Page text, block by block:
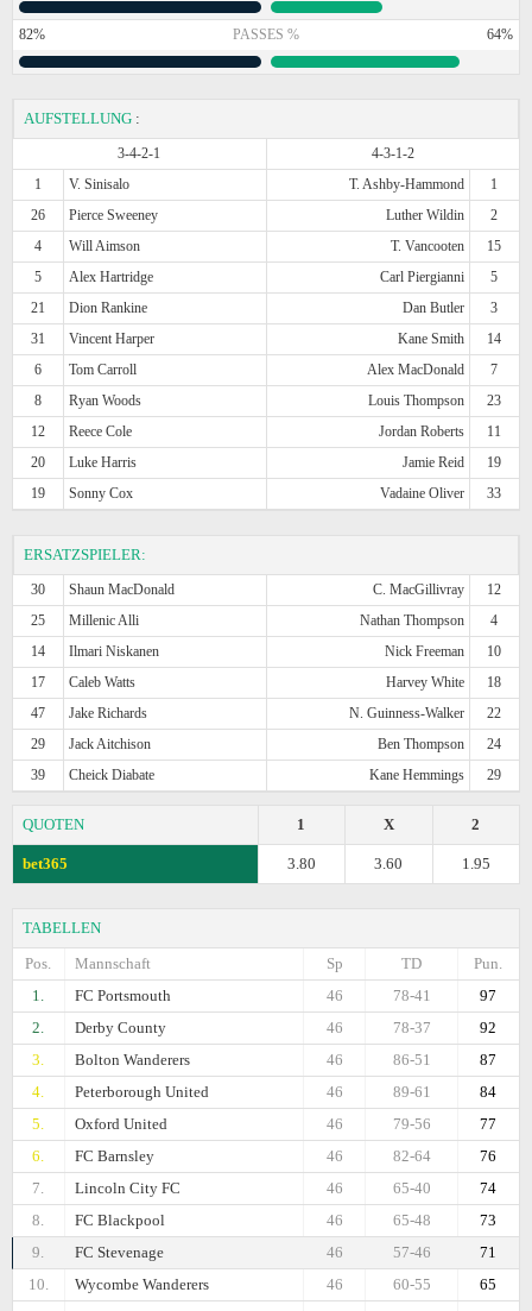
82% PASSES % 64%
AUFSTELLUNG :
3-4-2-1
4-3-1-2
1
V. Sinisalo T. Ashby-Hammond
1
26
Pierce Sweeney Luther Wildin
2
4
Will Aimson T. Vancooten
15
5
Alex Hartridge Carl Piergianni
5
21
Dion Rankine Dan Butler
3
31
Vincent Harper Kane Smith
14
6
Tom Carroll Alex MacDonald
7
8
Ryan Woods Louis Thompson
23
12
Reece Cole Jordan Roberts
11
20
Luke Harris Jamie Reid
19
19
Sonny Cox Vadaine Oliver 33
ERSATZSPIELER:
30 Shaun MacDonald C. MacGillivray
12
25
Millenic Alli Nathan Thompson
4
14
Ilmari Niskanen Nick Freeman
10
17
Caleb Watts Harvey White
18
47
Jake Richards N. Guinness-Walker
22
29
Jack Aitchison Ben Thompson
24
39
Cheick Diabate Kane Hemmings 29
QUOTEN 2
X
1
bet365 1.95
3.60
3.80
TABELLEN
Pos.
Mannschaft Pun.
TD
Sp
1.
FC Portsmouth 97
78-41
46
2.
Derby County 92
78-37
46
3.
Bolton Wanderers 87
86-51
46
4.
Peterborough United 84
89-61
46
5.
Oxford United 77
79-56
46
6.
FC Barnsley 76
82-64
46
7.
Lincoln City FC 74
65-40
46
8.
FC Blackpool 73
65-48
46
9.
FC Stevenage 71
57-46
46
10.
Wycombe Wanderers 65
60-55
46